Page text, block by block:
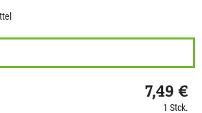
7,49 €
1 Stck.